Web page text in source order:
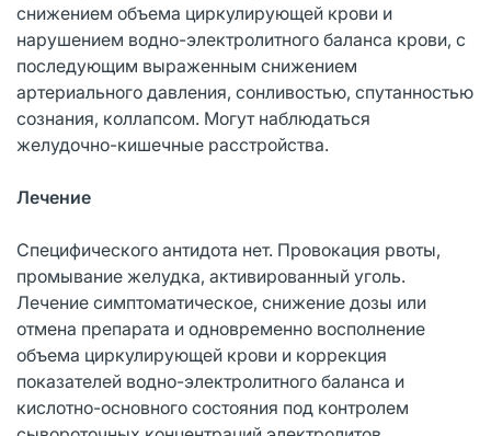
снижением объема циркулирующей крови и
нарушением водно-электролитного баланса крови, с
последующим выраженным снижением
артериального давления, сонливостью, спутанностью
сознания, коллапсом. Могут наблюдаться
желудочно-кишечные расстройства.
Лечение
Специфического антидота нет. Провокация рвоты,
промывание желудка, активированный уголь.
Лечение симптоматическое, снижение дозы или
отмена препарата и одновременно восполнение
объема циркулирующей крови и коррекция
показателей водно-электролитного баланса и
кислотно-основного состояния под контролем